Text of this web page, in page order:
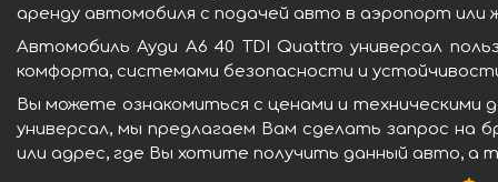
аренду автомобиля с подачей авто в аэропорт или
Автомобиль Ауди A6 40 TDI Quattro универсал
комфорта, системами безопасности и
Вы можете ознакомиться с ценами и техническими
универсал, мы предлагаем Вам сделать запрос на
или адрес, где Вы хотите получить данный авто, а